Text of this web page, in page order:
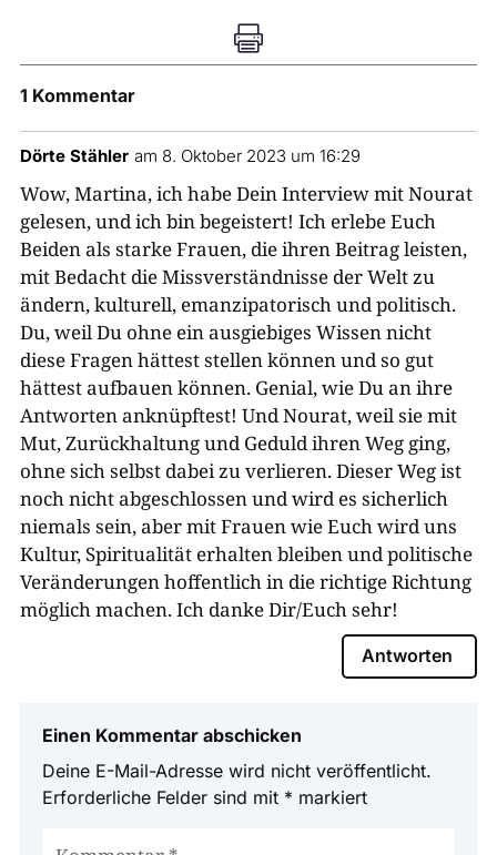

1 Kommentar
Dörte Stähler am 8. Oktober 2023 um 16:29
Wow, Martina, ich habe Dein Interview mit Nourat
gelesen, und ich bin begeistert! Ich erlebe Euch
Beiden als starke Frauen, die ihren Beitrag leisten,
mit Bedacht die Missverständnisse der Welt zu
ändern, kulturell, emanzipatorisch und politisch.
Du, weil Du ohne ein ausgiebiges Wissen nicht
diese Fragen hättest stellen können und so gut
hättest aufbauen können. Genial, wie Du an ihre
Antworten anknüpftest! Und Nourat, weil sie mit
Mut, Zurückhaltung und Geduld ihren Weg ging,
ohne sich selbst dabei zu verlieren. Dieser Weg ist
noch nicht abgeschlossen und wird es sicherlich
niemals sein, aber mit Frauen wie Euch wird uns
Kultur, Spiritualität erhalten bleiben und politische
Veränderungen hoffentlich in die richtige Richtung
möglich machen. Ich danke Dir/Euch sehr!
Antworten
Einen Kommentar abschicken
Deine E-Mail-Adresse wird nicht veröffentlicht.
Erforderliche Felder sind mit * markiert